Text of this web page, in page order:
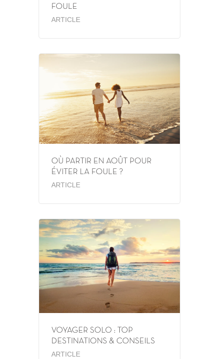
FOULE
ARTICLE
OÙ PARTIR EN AOÛT POUR
ÉVITER LA FOULE ?
ARTICLE
VOYAGER SOLO : TOP
DESTINATIONS & CONSEILS
ARTICLE